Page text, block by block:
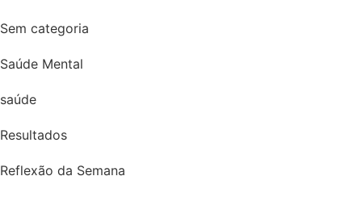
Sem categoria
Saúde Mental
saúde
Resultados
Reflexão da Semana